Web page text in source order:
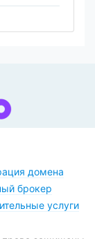
домена
брокер
услуги